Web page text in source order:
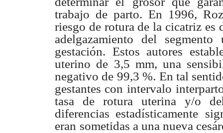
trabajo de parto. En 1996,
riesgo de rotura de la cicatriz es
adelgazamiento del
gestación. Estos autores
uterino de 3,5 mm, una
negativo de 99,3 %. En tal
gestantes con intervalo
tasa de rotura uterina y/o
diferencias estadísticamente
eran sometidas a una nueva